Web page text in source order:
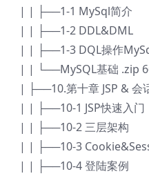
| | ├──1-1 MySql简介
| | ├──1-2 DDL&DML
| | ├──1-3 DQL操作
| | └──MySQL基础 .zip
| ├──10.第十章 JSP & 会
| | ├──10-1 JSP快速入门
| | ├──10-2 三层架构
| | ├──10-3
| | ├──10-4 登陆案例